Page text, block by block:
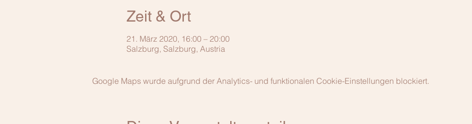
Zeit & Ort
21. März 2020, 16:00 – 20:00
Salzburg, Salzburg, Austria
Google Maps wurde aufgrund der Analytics- und funktionalen Cookie-Einstellungen blockiert.